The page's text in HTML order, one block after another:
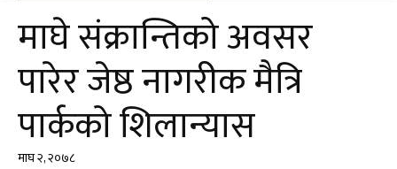
माघे संक्रान्तिको अवसर
पारेर जेष्ठ नागरीक मैत्रि
पार्कको शिलान्यास
माघ २, २०७८